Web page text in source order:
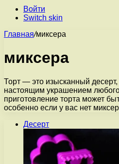
Войти
Switch skin
Главная/миксера
миксера
Торт — это изысканный десерт,
настоящим украшением
приготовление торта может
особенно если у вас нет
Десерт